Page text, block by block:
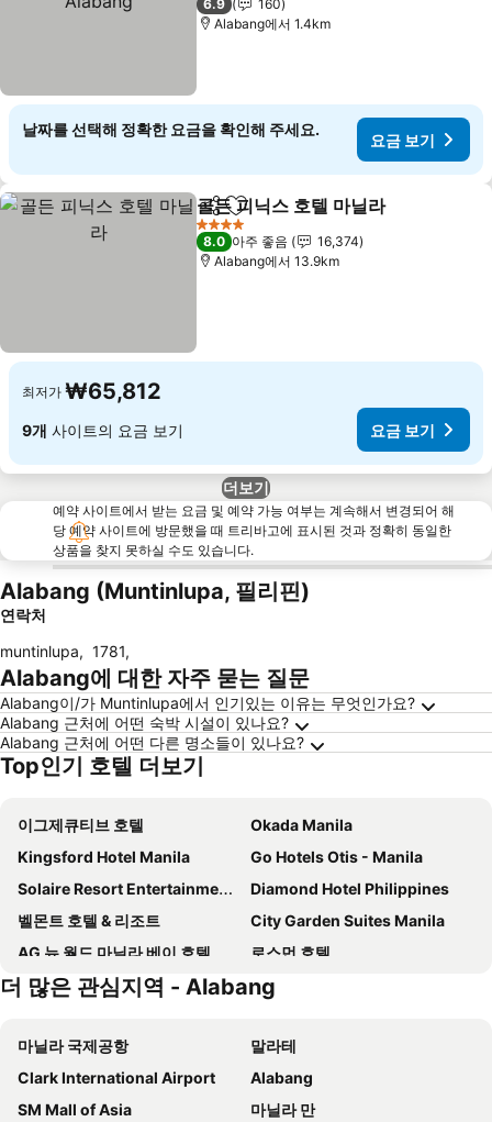
6.9
160
Alabang에서 1.4km
날짜를 선택해 정확한 요금을 확인해 주세요.
요금 보기
공유 즐겨찾기에 추가
골든 피닉스 호텔 마닐라
4 성급
8.0 아주 좋음
16,374
Alabang에서 13.9km
최저가 ₩65,812
9개 사이트의 요금 보기 요금 보기
더보기
예약 사이트에서 받는 요금 및 예약 가능 여부는 계속해서 변경되어 해
당 예약 사이트에 방문했을 때 트리바고에 표시된 것과 정확히 동일한
상품을 찾지 못하실 수도 있습니다.
Alabang (Muntinlupa, 필리핀)
연락처
muntinlupa, 1781,
Alabang에 대한 자주 묻는 질문
Alabang이/가 Muntinlupa에서 인기있는 이유는 무엇인가요?
Alabang 근처에 어떤 숙박 시설이 있나요?
Alabang 근처에 어떤 다른 명소들이 있나요?
Top인기 호텔 더보기
이그제큐티브 호텔
Okada Manila
Kingsford Hotel Manila
Go Hotels Otis - Manila
Solaire Resort Entertainment City
Diamond Hotel Philippines
벨몬트 호텔 & 리조트
City Garden Suites Manila
AG 뉴 월드 마닐라 베이 호텔
로스먼 호텔
Savoy Hotel Manila
Manila Lotus Hotel
베이뷰 파크 호텔 마닐라
트로피카나 스위트
Airo Hotel Manila
City Garden Grand Hotel
Hotel Okura Manila at Newport World Resorts
Grand Westside Manila Bay
더 많은 관심지역 - Alabang
마닐라 국제공항
말라테
Clark International Airport
Alabang
SM Mall of Asia
마닐라 만